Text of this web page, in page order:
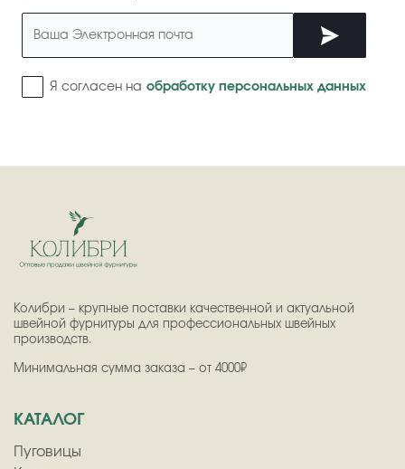
Я согласен на обработку персональных данных
Колибри – крупные поставки качественной и актуальной
швейной фурнитуры для профессиональных швейных
производств.
Минимальная сумма заказа – от 4000₽
КАТАЛОГ
Пуговицы